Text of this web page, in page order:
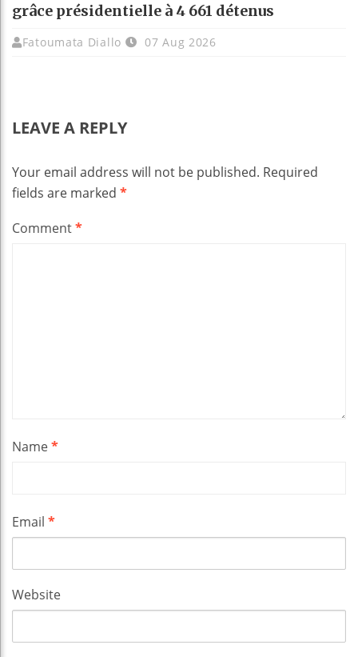
grâce présidentielle à 4 661 détenus
Fatoumata Diallo 07 Aug 2026
LEAVE A REPLY
Your email address will not be published. Required
fields are marked *
Comment*
Name*
Email *
Website